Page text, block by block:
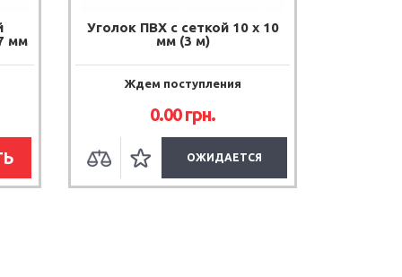
мм
Уголок ПВХ с сеткой 10 х 10
мм (3 м)
Ждем поступления
0.00 грн.
ОЖИДАЕТСЯ